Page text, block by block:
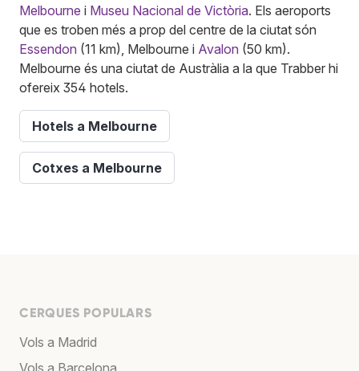
Melbourne i Museu Nacional de Victòria. Els aeroports
que es troben més a prop del centre de la ciutat són
Essendon (11 km), Melbourne i Avalon (50 km).
Melbourne és una ciutat de Austràlia a la que Trabber hi
ofereix 354 hotels.
Hotels a Melbourne
Cotxes a Melbourne
CERQUES POPULARS
Vols a Madrid
Vols a Barcelona